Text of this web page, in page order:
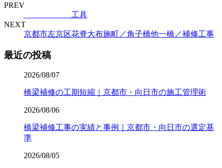
PREV
工具
NEXT
京都市左京区花脊大布施町／角子橋他一橋／補修工事
最近の投稿
2026/08/07
橋梁補修の工期短縮｜京都市・向日市の施工管理術
2026/08/06
橋梁補修工事の実績と事例｜京都市・向日市の選定基
準
2026/08/05